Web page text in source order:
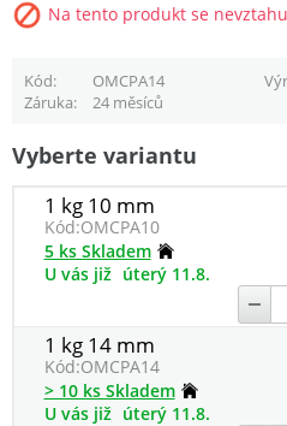
Na tento produkt se
Kód OMCPA14
Záruka
24 měsíců
Vyberte variantu
1 kg 10 mm
Kód:OMCPA10
5 ks Skladem
U vás již úterý 11.8.
1 kg 14 mm
Kód:OMCPA14
> 10 ks Skladem
U vás již úterý 11.8.